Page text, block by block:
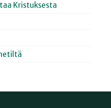
Kristuksesta